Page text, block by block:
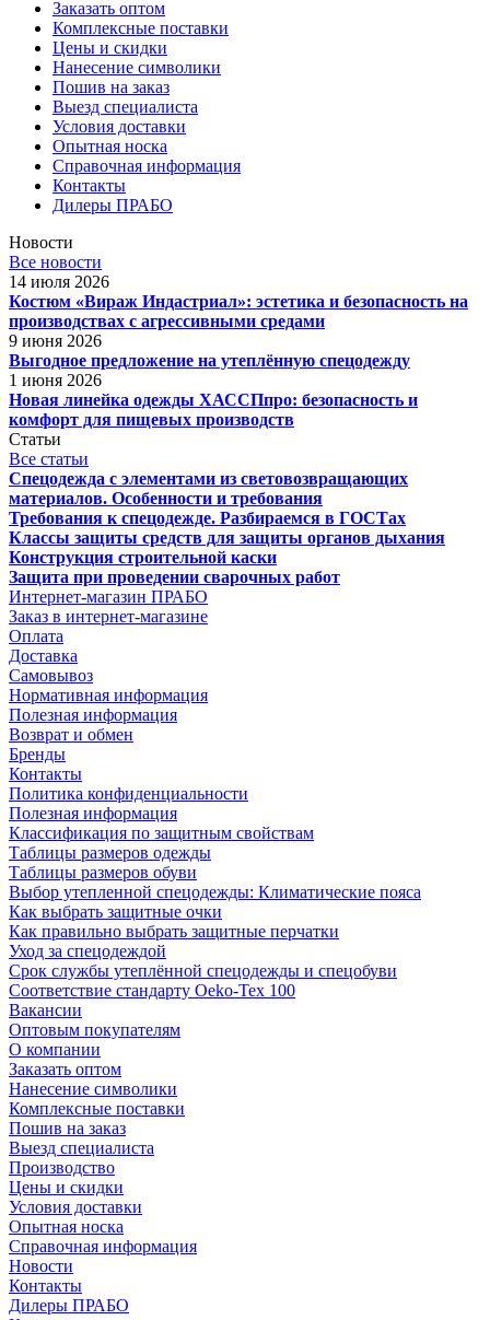
Заказать оптом
Комплексные поставки
Цены и скидки
Нанесение символики
Пошив на заказ
Выезд специалиста
Условия доставки
Опытная носка
Справочная информация
Контакты
Дилеры ПРАБО
Новости
Все новости
14 июля 2026
Костюм «Вираж Индастриал»: эстетика и безопасность на
производствах с агрессивными средами
9 июня 2026
Выгодное предложение на утеплённую спецодежду
1 июня 2026
Новая линейка одежды ХАССПпро: безопасность и
комфорт для пищевых производств
Статьи
Все статьи
Спецодежда с элементами из световозвращающих
материалов. Особенности и требования
Требования к спецодежде. Разбираемся в ГОСТах
Классы защиты средств для защиты органов дыхания
Конструкция строительной каски
Защита при проведении сварочных работ
Интернет-магазин ПРАБО
Заказ в интернет-магазине
Оплата
Доставка
Самовывоз
Нормативная информация
Полезная информация
Возврат и обмен
Бренды
Контакты
Политика конфиденциальности
Полезная информация
Классификация по защитным свойствам
Таблицы размеров одежды
Таблицы размеров обуви
Выбор утепленной спецодежды: Климатические пояса
Как выбрать защитные очки
Как правильно выбрать защитные перчатки
Уход за спецодеждой
Срок службы утеплённой спецодежды и спецобуви
Соответствие стандарту Oeko-Tex 100
Вакансии
Оптовым покупателям
О компании
Заказать оптом
Нанесение символики
Комплексные поставки
Пошив на заказ
Выезд специалиста
Производство
Цены и скидки
Условия доставки
Опытная носка
Справочная информация
Новости
Контакты
Дилеры ПРАБО